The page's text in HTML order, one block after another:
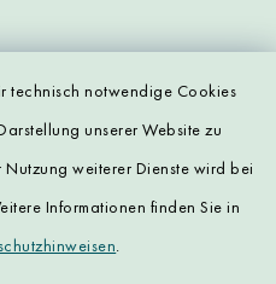
technisch notwendige Cookies
unserer Website zu
weiterer Dienste wird bei
Informationen finden Sie in
.